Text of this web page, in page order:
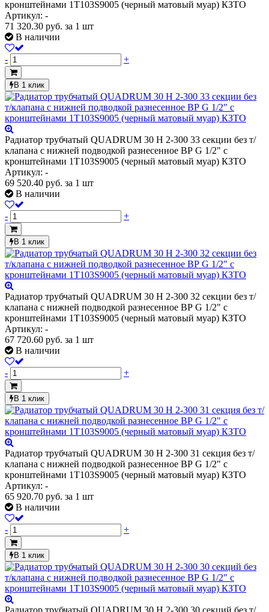
кронштейнами 1T103S9005 (черный матовый муар) КЗТО
Артикул: -
71 320.30 руб. за 1 шт
В наличии
- +
В 1 клик
Радиатор трубчатый QUADRUM 30 H 2-300 33 секции без т/
клапана с нижней подводкой разнесенное ВР G 1/2" с
кронштейнами 1T103S9005 (черный матовый муар) КЗТО
Артикул: -
69 520.40 руб. за 1 шт
В наличии
- +
В 1 клик
Радиатор трубчатый QUADRUM 30 H 2-300 32 секции без т/
клапана с нижней подводкой разнесенное ВР G 1/2" с
кронштейнами 1T103S9005 (черный матовый муар) КЗТО
Артикул: -
67 720.60 руб. за 1 шт
В наличии
- +
В 1 клик
Радиатор трубчатый QUADRUM 30 H 2-300 31 секция без т/
клапана с нижней подводкой разнесенное ВР G 1/2" с
кронштейнами 1T103S9005 (черный матовый муар) КЗТО
Артикул: -
65 920.70 руб. за 1 шт
В наличии
- +
В 1 клик
Радиатор трубчатый QUADRUM 30 H 2-300 30 секций без т/